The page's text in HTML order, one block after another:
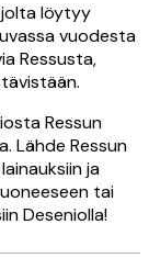
jolta löytyy
vuodesta
Ressusta,
Ressun
Lähde Ressun
ja
tai
Deseniolla!